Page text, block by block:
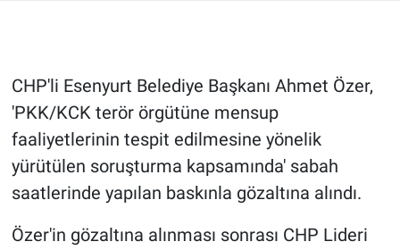
CHP'li Esenyurt Belediye Başkanı Ahmet Özer,
'PKK/KCK terör örgütüne mensup
faaliyetlerinin tespit edilmesine yönelik
yürütülen soruşturma kapsamında' sabah
saatlerinde yapılan baskınla gözaltına alındı.
Özer'in gözaltına alınması sonrası CHP Lideri
Günün görüntüsü
Haber
Kimdir